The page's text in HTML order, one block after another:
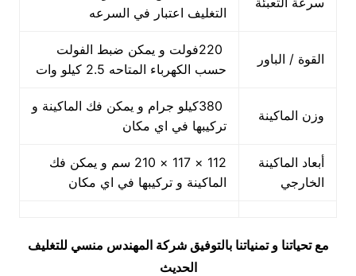
التغليف اعتبار في السرعه
القوة / الباور
220فولت و يمكن ضبط الفولت
حسب الكهرباء المتاحه 2.5 كيلو وات
وزن الماكينة
380كيلو جرام و يمكن فك الماكينة و
تركيبها في اي مكان
أبعاد الماكينة
الخارجي
112 × 117 × 210 سم و يمكن فك
الماكينة و تركيبها في اي مكان
مع تحياتنا و تمنياتنا بالتوفيق شركة المهندس منسي للتغليف
الحديث